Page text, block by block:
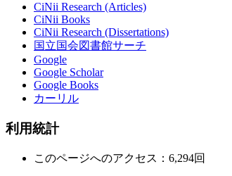
CiNii Research (Articles)
CiNii Books
CiNii Research (Dissertations)
国立国会図書館サーチ
Google
Google Scholar
Google Books
カーリル
利用統計
このページへのアクセス：6,294回